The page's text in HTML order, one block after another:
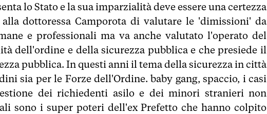
lo Stato e la sua imparzialità deve essere una certezza
dottoressa Camporota di valutare le 'dimissioni' da
e professionali ma va anche valutato l'operato del
dell'ordine e della sicurezza pubblica e che presiede il
pubblica. In questi anni il tema della sicurezza in città
sia per le Forze dell'Ordine. baby gang, spaccio, i casi
dei richiedenti asilo e dei minori stranieri non
sono i super poteri dell'ex Prefetto che hanno colpito